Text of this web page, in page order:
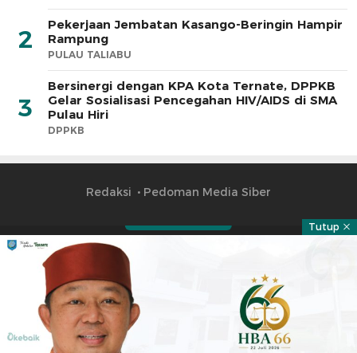
2
Pekerjaan Jembatan Kasango-Beringin Hampir
Rampung
PULAU TALIABU
3
Bersinergi dengan KPA Kota Ternate, DPPKB
Gelar Sosialisasi Pencegahan HIV/AIDS di SMA
Pulau Hiri
DPPKB
Redaksi Pedoman Media Siber
Tutup